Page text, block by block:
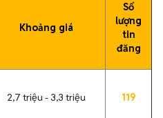
Khoảng giá
Số
lượng
tin
đăng
2,7 triệu - 3,3 triệu 119